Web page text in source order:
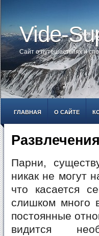
Vide-
Сайт о путешествиях и
ГЛАВНАЯ О САЙТЕ
Парни,
никак не могут
что касается
слишком много
постоянные
видится